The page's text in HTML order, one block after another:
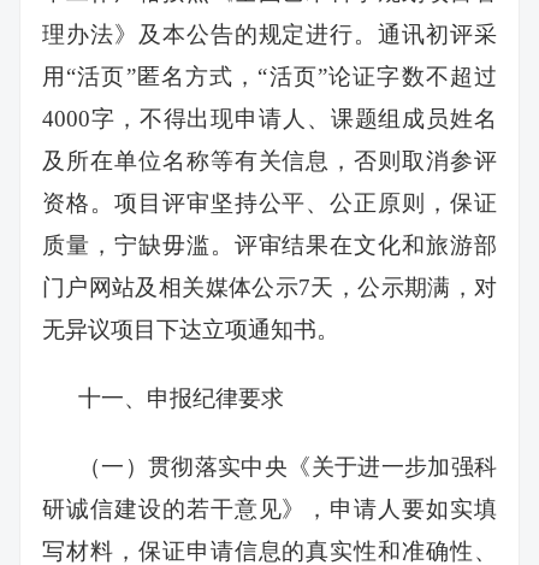
理办法》及本公告的规定进行。通讯初评采
用“活页”匿名方式，“活页”论证字数不超过
4000字，不得出现申请人、课题组成员姓名
及所在单位名称等有关信息，否则取消参评
资格。项目评审坚持公平、公正原则，保证
质量，宁缺毋滥。评审结果在文化和旅游部
门户网站及相关媒体公示7天，公示期满，对
无异议项目下达立项通知书。
十一、申报纪律要求
（一）贯彻落实中央《关于进一步加强科
研诚信建设的若干意见》，申请人要如实填
写材料，保证申请信息的真实性和准确性、